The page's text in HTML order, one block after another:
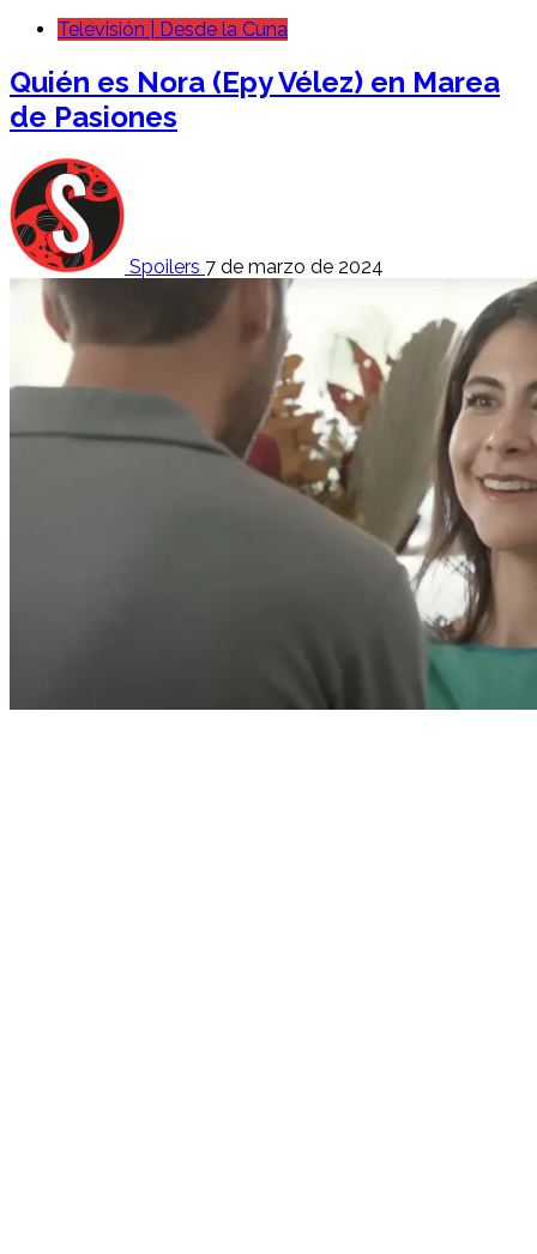
Televisión | Desde la Cuna
Quién es Nora (Epy Vélez) en Marea
de Pasiones
Spoilers 7 de marzo de 2024